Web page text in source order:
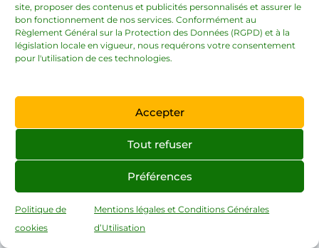
site, proposer des contenus et publicités personnalisés et assurer le
bon fonctionnement de nos services. Conformément au
Règlement Général sur la Protection des Données (RGPD) et à la
législation locale en vigueur, nous requérons votre consentement
pour l'utilisation de ces technologies.
Accepter
Tout refuser
Préférences
Politique de
cookies
Mentions légales et Conditions Générales
d’Utilisation
Noémie
Entrepreneuse et blogueuse
revenus générés de ma propre
entreprise et de mes blogs.C’est avec
plaisir que je partage avec vous, des
astuces qui apportent un complément
financier supplémentaire. En tant
qu’entrepreneuse découvrez également
mes conseils et astuces pour devenir